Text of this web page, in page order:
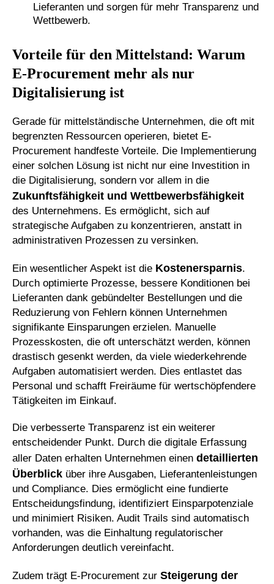
Lieferanten und sorgen für mehr Transparenz und
Wettbewerb.
Vorteile für den Mittelstand: Warum
E-Procurement mehr als nur
Digitalisierung ist
Gerade für mittelständische Unternehmen, die oft mit
begrenzten Ressourcen operieren, bietet E-
Procurement handfeste Vorteile. Die Implementierung
einer solchen Lösung ist nicht nur eine Investition in
die Digitalisierung, sondern vor allem in die
Zukunftsfähigkeit und Wettbewerbsfähigkeit
des Unternehmens. Es ermöglicht, sich auf
strategische Aufgaben zu konzentrieren, anstatt in
administrativen Prozessen zu versinken.
Ein wesentlicher Aspekt ist die Kostenersparnis.
Durch optimierte Prozesse, bessere Konditionen bei
Lieferanten dank gebündelter Bestellungen und die
Reduzierung von Fehlern können Unternehmen
signifikante Einsparungen erzielen. Manuelle
Prozesskosten, die oft unterschätzt werden, können
drastisch gesenkt werden, da viele wiederkehrende
Aufgaben automatisiert werden. Dies entlastet das
Personal und schafft Freiräume für wertschöpfendere
Tätigkeiten im Einkauf.
Die verbesserte Transparenz ist ein weiterer
entscheidender Punkt. Durch die digitale Erfassung
aller Daten erhalten Unternehmen einen detaillierten
Überblick über ihre Ausgaben, Lieferantenleistungen
und Compliance. Dies ermöglicht eine fundierte
Entscheidungsfindung, identifiziert Einsparpotenziale
und minimiert Risiken. Audit Trails sind automatisch
vorhanden, was die Einhaltung regulatorischer
Anforderungen deutlich vereinfacht.
Zudem trägt E-Procurement zur Steigerung der